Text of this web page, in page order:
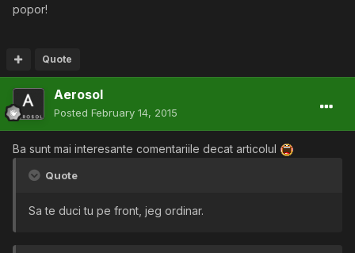
popor!
Quote
Aerosol
Posted February 14, 2015
Ba sunt mai interesante comentariile decat articolul
Quote
Sa te duci tu pe front, jeg ordinar.